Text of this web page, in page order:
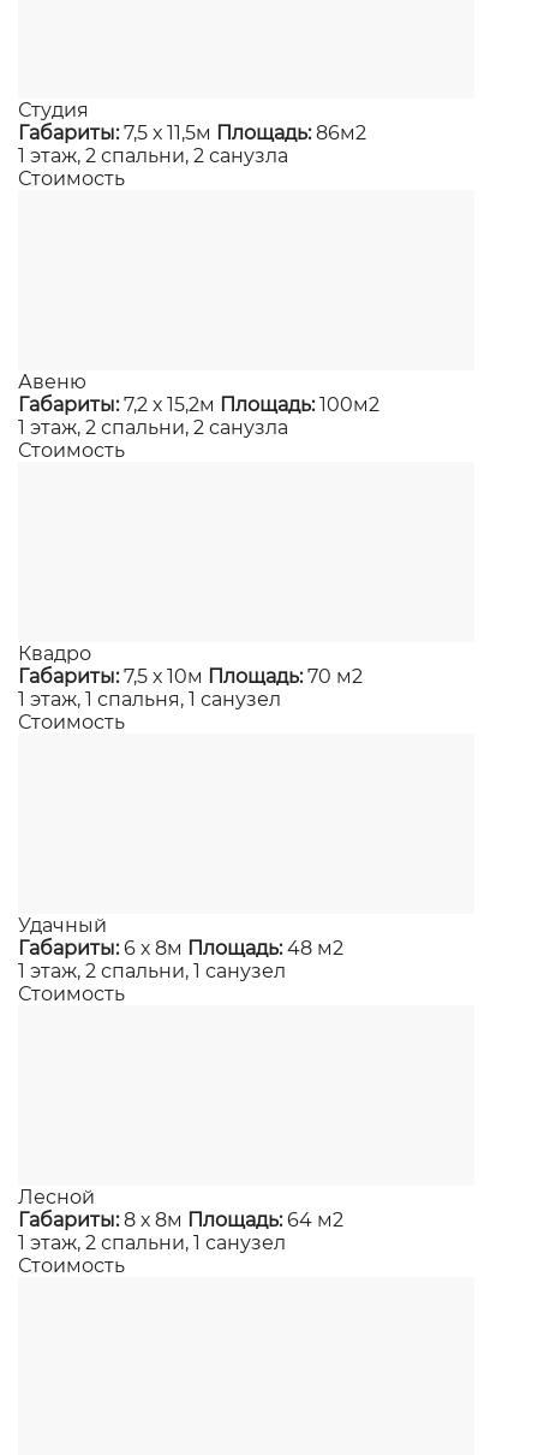
Студия
Габариты:7,5 х 11,5м Площадь:86м2
1 этаж, 2 спальни, 2 санузла
Стоимость
Авеню
Габариты:7,2 х 15,2м Площадь:100м2
1 этаж, 2 спальни, 2 санузла
Стоимость
Квадро
Габариты:7,5 х 10м Площадь:70 м2
1 этаж, 1 спальня, 1 санузел
Стоимость
Удачный
Габариты:6 х 8м Площадь:48 м2
1 этаж, 2 спальни, 1 санузел
Стоимость
Лесной
Габариты:8 х 8м Площадь:64 м2
1 этаж, 2 спальни, 1 санузел
Стоимость